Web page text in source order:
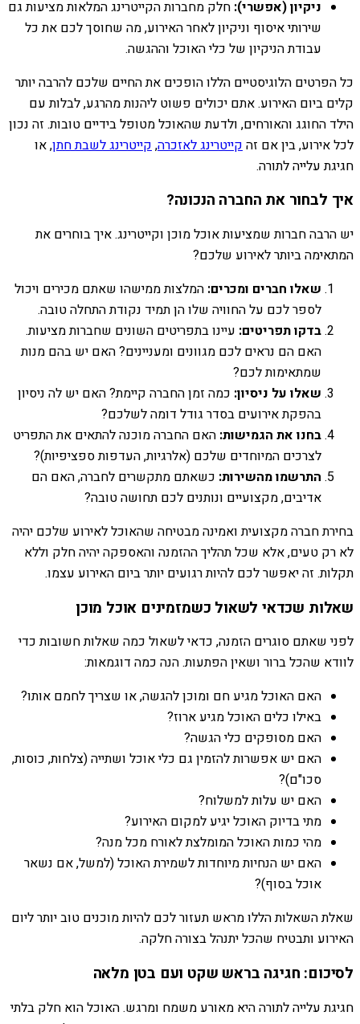
ניקיון (אפשרי): חלק מחברות הקייטרינג המלאות מציעות גם
שירותי איסוף וניקיון לאחר האירוע, מה שחוסך לכם את כל
עבודת הניקיון של כלי האוכל וההגשה.
כל הפרטים הלוגיסטיים הללו הופכים את החיים שלכם להרבה יותר
קלים ביום האירוע. אתם יכולים פשוט ליהנות מהרגע, לבלות עם
הילד החוגג והאורחים, ולדעת שהאוכל מטופל בידיים טובות. זה נכון
לכל אירוע, בין אם זה קייטרינג לאזכרה, קייטרינג לשבת חתן, או
חגיגת עלייה לתורה.
איך לבחור את החברה הנכונה?
יש הרבה חברות שמציעות אוכל מוכן וקייטרינג. איך בוחרים את
המתאימה ביותר לאירוע שלכם?
שאלו חברים ומכרים: המלצות ממישהו שאתם מכירים ויכול
לספר לכם על החוויה שלו הן תמיד נקודת התחלה טובה.
בדקו תפריטים: עיינו בתפריטים השונים שחברות מציעות.
האם הם נראים לכם מגוונים ומעניינים? האם יש בהם מנות
שמתאימות לכם?
שאלו על ניסיון: כמה זמן החברה קיימת? האם יש לה ניסיון
בהפקת אירועים בסדר גודל דומה לשלכם?
בחנו את הגמישות: האם החברה מוכנה להתאים את התפריט
לצרכים המיוחדים שלכם (אלרגיות, העדפות ספציפיות)?
התרשמו מהשירות: כשאתם מתקשרים לחברה, האם הם
אדיבים, מקצועיים ונותנים לכם תחושה טובה?
בחירת חברה מקצועית ואמינה מבטיחה שהאוכל לאירוע שלכם יהיה
לא רק טעים, אלא שכל תהליך ההזמנה והאספקה יהיה חלק וללא
תקלות. זה יאפשר לכם להיות רגועים יותר ביום האירוע עצמו.
שאלות שכדאי לשאול כשמזמינים אוכל מוכן
לפני שאתם סוגרים הזמנה, כדאי לשאול כמה שאלות חשובות כדי
לוודא שהכל ברור ושאין הפתעות. הנה כמה דוגמאות:
האם האוכל מגיע חם ומוכן להגשה, או שצריך לחמם אותו?
באילו כלים האוכל מגיע ארוז?
האם מסופקים כלי הגשה?
האם יש אפשרות להזמין גם כלי אוכל ושתייה (צלחות, כוסות,
סכו"ם)?
האם יש עלות למשלוח?
מתי בדיוק האוכל יגיע למקום האירוע?
מהי כמות האוכל המומלצת לאורח מכל מנה?
האם יש הנחיות מיוחדות לשמירת האוכל (למשל, אם נשאר
אוכל בסוף)?
שאלת השאלות הללו מראש תעזור לכם להיות מוכנים טוב יותר ליום
האירוע ותבטיח שהכל יתנהל בצורה חלקה.
לסיכום: חגיגה בראש שקט ועם בטן מלאה
חגיגת עלייה לתורה היא מאורע משמח ומרגש. האוכל הוא חלק בלתי